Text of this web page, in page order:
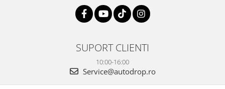
SUPORT CLIENTI
10:00-16:00
Service@autodrop.ro